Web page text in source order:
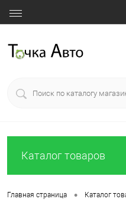
Каталог товаров
Главная страница • Каталог